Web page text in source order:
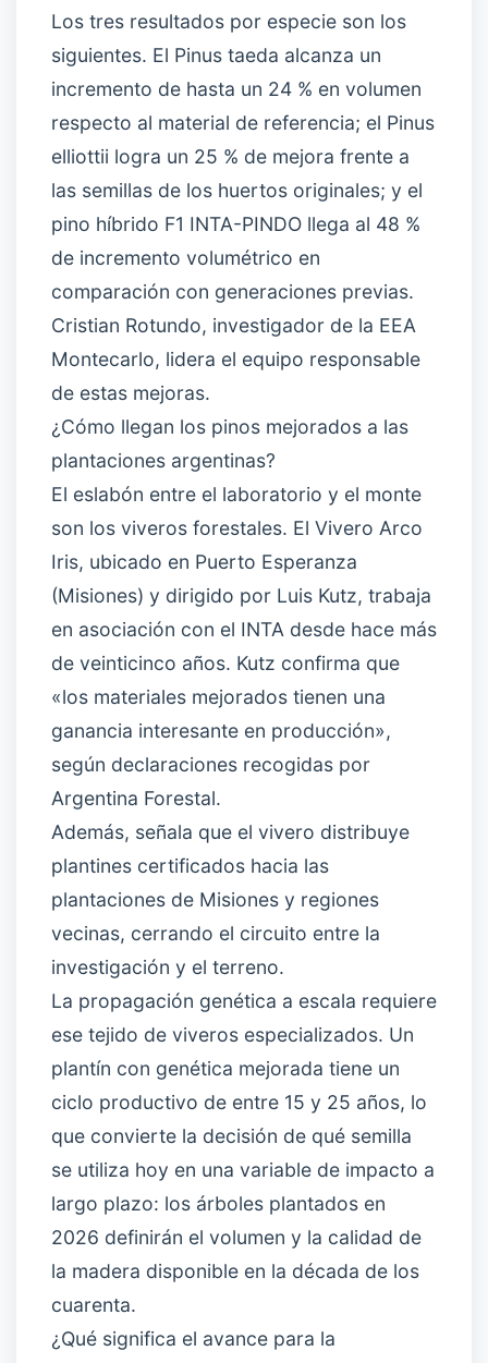
Los tres resultados por especie son los
siguientes. El Pinus taeda alcanza un
incremento de hasta un 24 % en volumen
respecto al material de referencia; el Pinus
elliottii logra un 25 % de mejora frente a
las semillas de los huertos originales; y el
pino híbrido F1 INTA-PINDO llega al 48 %
de incremento volumétrico en
comparación con generaciones previas.
Cristian Rotundo, investigador de la EEA
Montecarlo, lidera el equipo responsable
de estas mejoras.
¿Cómo llegan los pinos mejorados a las
plantaciones argentinas?
El eslabón entre el laboratorio y el monte
son los viveros forestales. El Vivero Arco
Iris, ubicado en Puerto Esperanza
(Misiones) y dirigido por Luis Kutz, trabaja
en asociación con el INTA desde hace más
de veinticinco años. Kutz confirma que
«los materiales mejorados tienen una
ganancia interesante en producción»,
según declaraciones recogidas por
Argentina Forestal.
Además, señala que el vivero distribuye
plantines certificados hacia las
plantaciones de Misiones y regiones
vecinas, cerrando el circuito entre la
investigación y el terreno.
La propagación genética a escala requiere
ese tejido de viveros especializados. Un
plantín con genética mejorada tiene un
ciclo productivo de entre 15 y 25 años, lo
que convierte la decisión de qué semilla
se utiliza hoy en una variable de impacto a
largo plazo: los árboles plantados en
2026 definirán el volumen y la calidad de
la madera disponible en la década de los
cuarenta.
¿Qué significa el avance para la